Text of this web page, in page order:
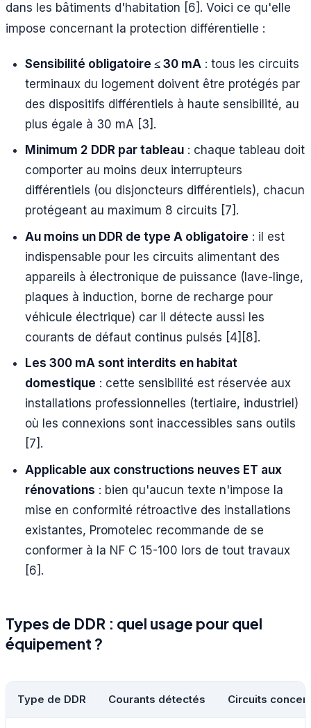
dans les bâtiments d'habitation [6]. Voici ce qu'elle
impose concernant la protection différentielle :
Sensibilité obligatoire ≤ 30 mA : tous les circuits
terminaux du logement doivent être protégés par
des dispositifs différentiels à haute sensibilité, au
plus égale à 30 mA [3].
Minimum 2 DDR par tableau: chaque tableau doit
comporter au moins deux interrupteurs
différentiels (ou disjoncteurs différentiels), chacun
protégeant au maximum 8 circuits [7].
Au moins un DDR de type A obligatoire : il est
indispensable pour les circuits alimentant des
appareils à électronique de puissance (lave-linge,
plaques à induction, borne de recharge pour
véhicule électrique) car il détecte aussi les
courants de défaut continus pulsés [4][8].
Les 300 mA sont interdits en habitat
domestique : cette sensibilité est réservée aux
installations professionnelles (tertiaire, industriel)
où les connexions sont inaccessibles sans outils
[7].
Applicable aux constructions neuves ET aux
rénovations : bien qu'aucun texte n'impose la
mise en conformité rétroactive des installations
existantes, Promotelec recommande de se
conformer à la NF C 15-100 lors de tout travaux
[6].
Types de DDR : quel usage pour quel
équipement ?
Type de DDR Courants détectés Circuits